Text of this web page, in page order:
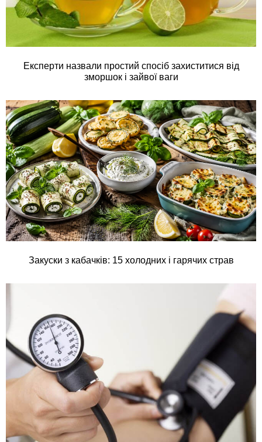
Експерти назвали простий спосіб захиститися від
зморшок і зайвої ваги
Закуски з кабачків: 15 холодних і гарячих страв